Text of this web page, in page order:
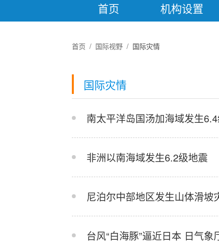
首页 机构设置
首页 / 国际视野/ 国际灾情
国际灾情
南太平洋岛国汤加海域发生
非洲以南海域发生6.2级地震
尼泊尔中部地区发生山体滑坡
台风“白海豚”逼近日本 日气